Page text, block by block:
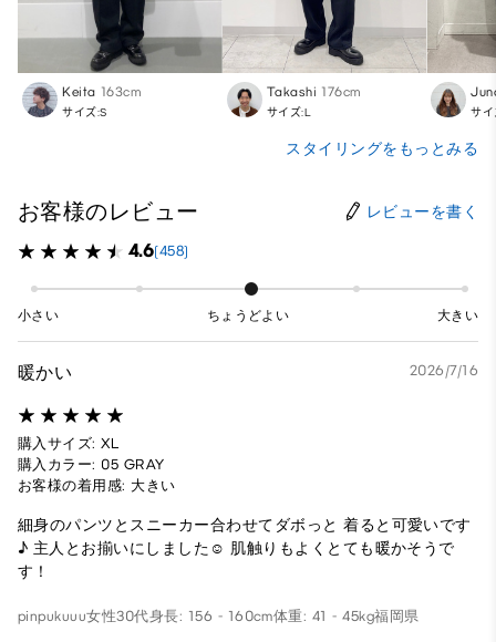
Keita 163cm
サイズ:S
Takashi 176cm
サイズ:L サ
スタイリングをもっとみる
お客様のレビュー レビューを書く
4.6(458)
小さい ちょうどよい 大きい
暖かい 2026/7/16
購入サイズ: XL
購入カラー: 05 GRAY
お客様の着用感: 大きい
細身のパンツとスニーカー合わせてダボっと 着ると可愛いです
♪ 主人とお揃いにしました☺︎ 肌触りもよくとても暖かそうで
す！
pinpukuuu女性30代身長: 156 - 160cm体重: 41 - 45kg福岡県